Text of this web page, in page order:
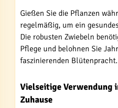
Gießen Sie die Pflanzen
regelmäßig, um ein
Die robusten Zwiebeln
Pflege und belohnen Sie
faszinierenden Blütenpracht.
Vielseitige Verwendung
Zuhause